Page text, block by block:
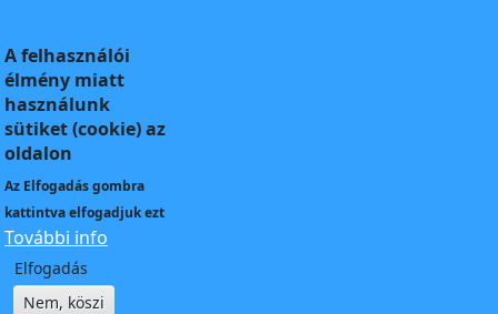
A felhasználói
élmény miatt
használunk
sütiket (cookie) az
oldalon
Az Elfogadásgombra
kattintva elfogadjuk ezt
További info
Elfogadás
Nem, köszi